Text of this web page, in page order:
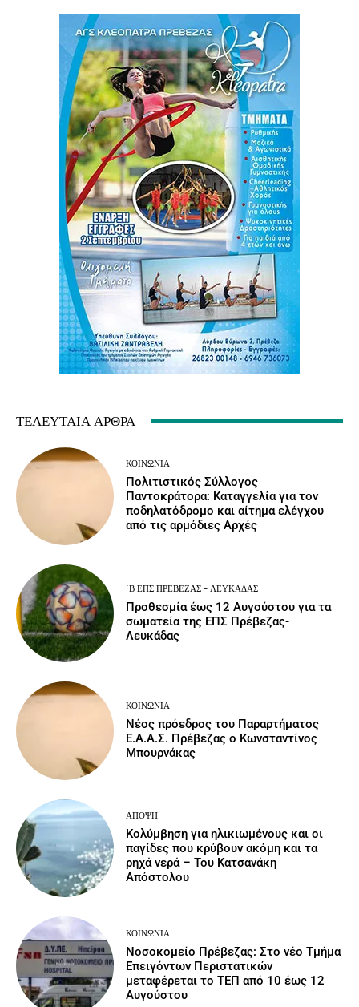
ΤΕΛΕΥΤΑΊΑ ΆΡΘΡΑ
ΚΟΙΝΩΝΙΑ
Πολιτιστικός Σύλλογος
Παντοκράτορα: Καταγγελία για τον
ποδηλατόδρομο και αίτημα ελέγχου
από τις αρμόδιες Αρχές
΄Β ΕΠΣ ΠΡΈΒΕΖΑΣ - ΛΕΥΚΆΔΑΣ
Προθεσμία έως 12 Αυγούστου για τα
σωματεία της ΕΠΣ Πρέβεζας-
Λευκάδας
ΚΟΙΝΩΝΙΑ
Νέος πρόεδρος του Παραρτήματος
Ε.Α.Α.Σ. Πρέβεζας ο Κωνσταντίνος
Μπουρνάκας
ΆΠΟΨΗ
Κολύμβηση για ηλικιωμένους και οι
παγίδες που κρύβουν ακόμη και τα
ρηχά νερά – Του Κατσανάκη
Απόστολου
ΚΟΙΝΩΝΙΑ
Νοσοκομείο Πρέβεζας: Στο νέο Τμήμα
Επειγόντων Περιστατικών
μεταφέρεται το ΤΕΠ από 10 έως 12
Αυγούστου